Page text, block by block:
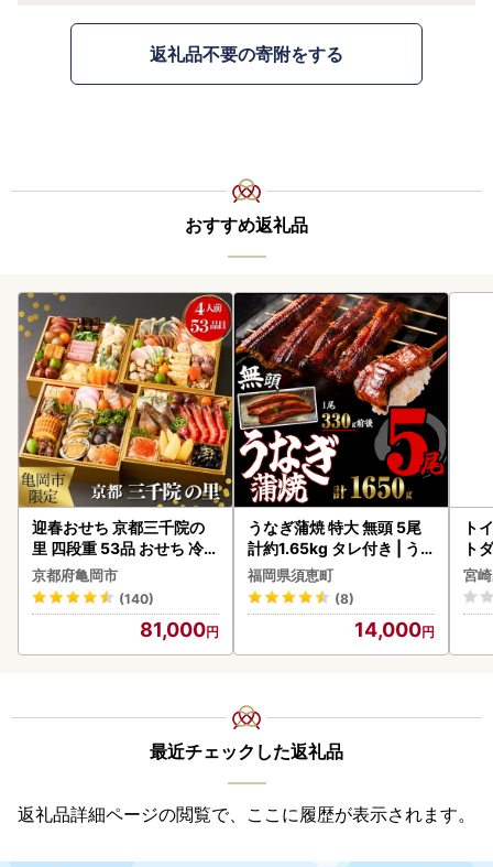
返礼品不要の寄附をする
おすすめ返礼品
迎春おせち 京都三千院の
里 四段重 53品 おせち 冷蔵
2027 先行予約
京都府亀岡市
(140)
81,000
うなぎ蒲焼 特大 無頭 5尾
計約1.65kg タレ付き | う
なぎ蒲焼
福岡県須恵町
(8)
14,000
ト
ト
速
宮
最近チェックした返礼品
返礼品詳細ページの閲覧で、ここに履歴が表示されます。